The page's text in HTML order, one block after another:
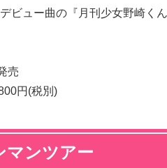
ビュー曲の『月刊少女野崎く
売
円(税別)
マンツアー